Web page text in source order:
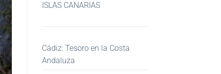
ISLAS CANARIAS
Cádiz: Tesoro en la Costa
Andaluza